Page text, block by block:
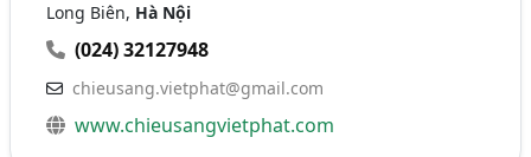
Long Biên, Hà Nội
(024) 32127948
chieusang.vietphat@gmail.com
www.chieusangvietphat.com